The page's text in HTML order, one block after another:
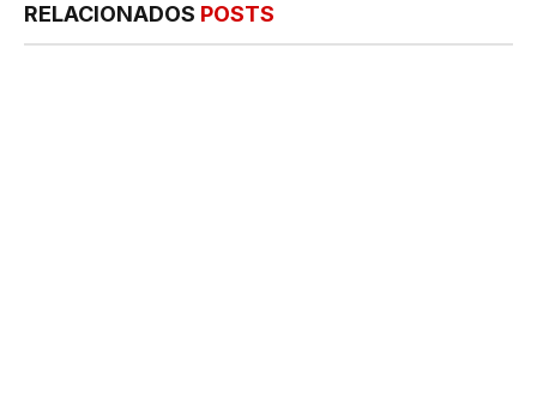
RELACIONADOS POSTS